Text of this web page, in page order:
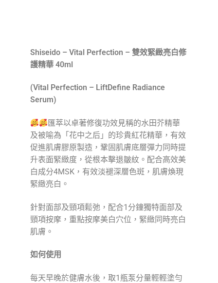
Shiseido – Vital Perfection – 雙效緊緻亮白修
護精華 40ml
(Vital Perfection – LiftDefine Radiance
Serum)
匯萃以卓著修復功效見稱的水田芥精華
及被喻為「花中之后」的珍貴紅花精華，有效
促進肌膚膠原製造，鞏固肌膚底層彈力同時提
升表面緊緻度，從根本擊退皺紋。配合高效美
白成分4MSK，有效淡褪深層色斑，肌膚煥現
緊緻亮白。
針對面部及頸項鬆弛，配合1分鐘獨特面部及
頸項按摩，重點按摩美白穴位，緊緻同時亮白
肌膚。
如何使用
每天早晚於健膚水後，取1瓶泵分量輕輕塗勻